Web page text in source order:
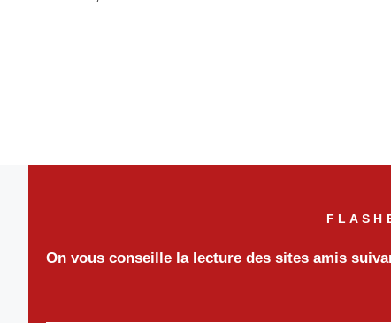
On vous conseille la lecture des sites amis